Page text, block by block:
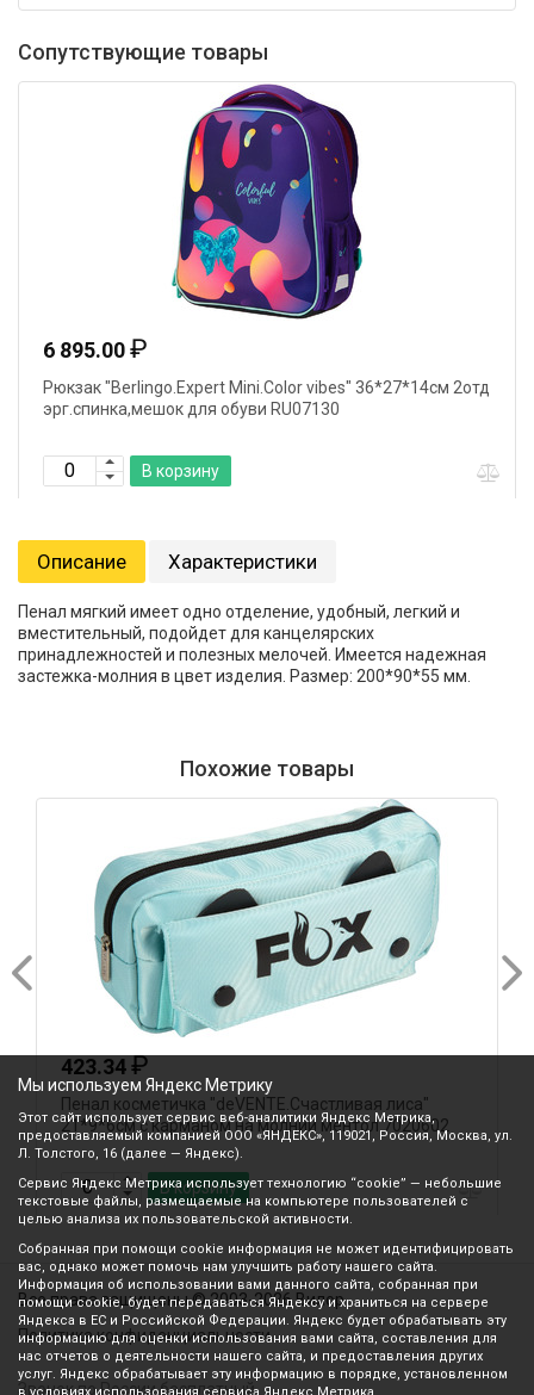
Сопутствующие товары
6 895.00₽
Рюкзак "Berlingo.Expert Mini.Color vibes" 36*27*14см 2отд
эрг.спинка,мешок для обуви RU07130
В корзину
Описание Характеристики
Пенал мягкий имеет одно отделение, удобный, легкий и
вместительный, подойдет для канцелярских
принадлежностей и полезных мелочей. Имеется надежная
застежка-молния в цвет изделия. Размер: 200*90*55 мм.
Похожие товары
423.34₽
Пенал косметичка "deVENTE.Счастливая лиса"
21*9*6см с карманом на молнии ментол 7020602
В корзину
Все права защищены © 2003-2026 Вилор
Политика конфиденциальности
Звонок по России бесплатный
Мы используем Яндекс Метрику
Этот сайт использует сервис веб-аналитики Яндекс Метрика,
предоставляемый компанией ООО «ЯНДЕКС», 119021, Россия, Москва, ул.
Л. Толстого, 16 (далее — Яндекс).
Сервис Яндекс Метрика использует технологию “cookie” — небольшие
текстовые файлы, размещаемые на компьютере пользователей с
целью анализа их пользовательской активности.
Собранная при помощи cookie информация не может идентифицировать
вас, однако может помочь нам улучшить работу нашего сайта.
Информация об использовании вами данного сайта, собранная при
помощи cookie, будет передаваться Яндексу и храниться на сервере
Яндекса в ЕС и Российской Федерации. Яндекс будет обрабатывать эту
информацию для оценки использования вами сайта, составления для
нас отчетов о деятельности нашего сайта, и предоставления других
услуг. Яндекс обрабатывает эту информацию в порядке, установленном